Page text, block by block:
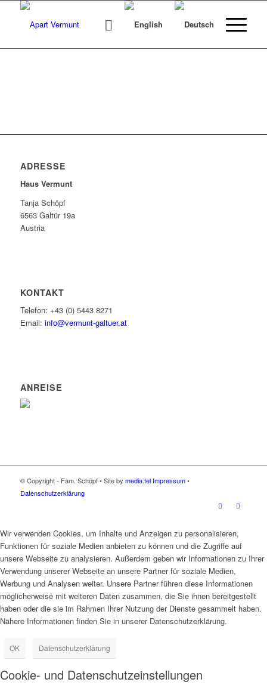
ADRESSE
Haus Vermunt
Tanja Schöpf
6563 Galtür 19a
Austria
KONTAKT
Telefon: +43 (0) 5443 8271
Email: info@vermunt-galtuer.at
ANREISE
© Copyright - Fam. Schöpf • Site by media.tel Impressum•
Datenschutzerklärung
Wir verwenden Cookies, um Inhalte und Anzeigen zu personalisieren,
Funktionen für soziale Medien anbieten zu können und die Zugriffe auf
unsere Webseite zu analysieren. Außerdem geben wir Informationen zu Ihrer
Verwendung unserer Webseite an unsere Partner für soziale Medien,
Werbung und Analysen weiter. Unsere Partner führen diese Informationen
möglicherweise mit weiteren Daten zusammen, die Sie ihnen bereitgestellt
haben oder die sie im Rahmen Ihrer Nutzung der Dienste gesammelt haben.
Nähere Informationen finden Sie in unserer Datenschutzerklärung.
OK Datenschutzerklärung
Cookie- und Datenschutzeinstellungen